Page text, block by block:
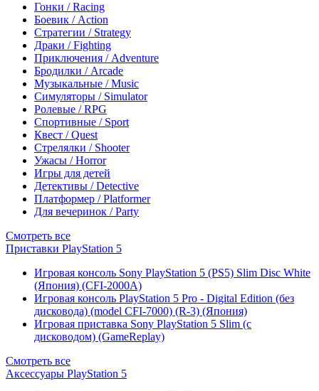
Гонки / Racing
Боевик / Action
Стратегии / Strategy
Драки / Fighting
Приключения / Adventure
Бродилки / Arcade
Музыкальные / Music
Симуляторы / Simulator
Ролевые / RPG
Спортивные / Sport
Квест / Quest
Стрелялки / Shooter
Ужасы / Horror
Игры для детей
Детективы / Detective
Платформер / Platformer
Для вечеринок / Party
Смотреть все
Приставки PlayStation 5
Игровая консоль Sony PlayStation 5 (PS5) Slim Disc White
(Япония) (CFI-2000A)
Игровая консоль PlayStation 5 Pro - Digital Edition (без
дисковода) (model CFI-7000) (R-3) (Япония)
Игровая приставка Sony PlayStation 5 Slim (с
дисководом) (GameReplay)
Смотреть все
Аксессуары PlayStation 5